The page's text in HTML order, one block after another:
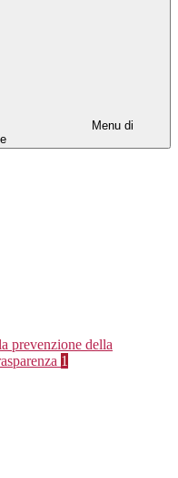
Menu di
prevenzione della
1